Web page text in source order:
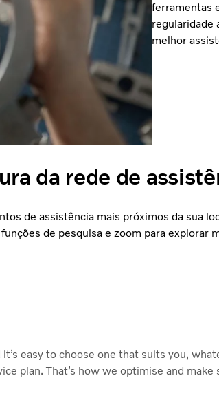
ferramentas
regularidade
melhor
da rede de
de assistência mais próximos da sua
de pesquisa e zoom para explorar
easy to choose one that suits you,
plan. That’s how we optimise and